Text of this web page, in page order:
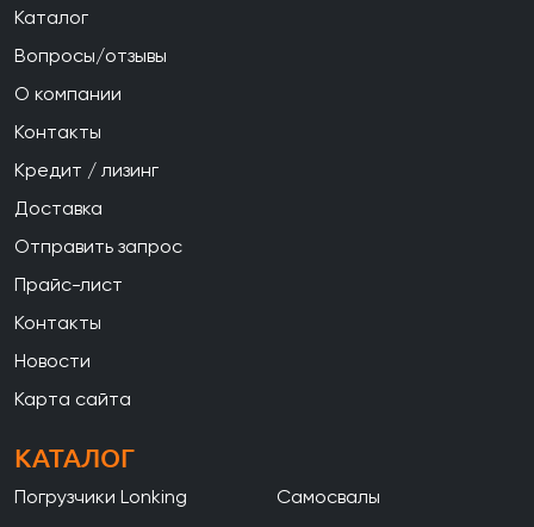
Каталог
Вопросы/отзывы
О компании
Контакты
Кредит / лизинг
Доставка
Отправить запрос
Прайс-лист
Контакты
Новости
Карта сайта
КАТАЛОГ
Погрузчики Lonking
Самосвалы